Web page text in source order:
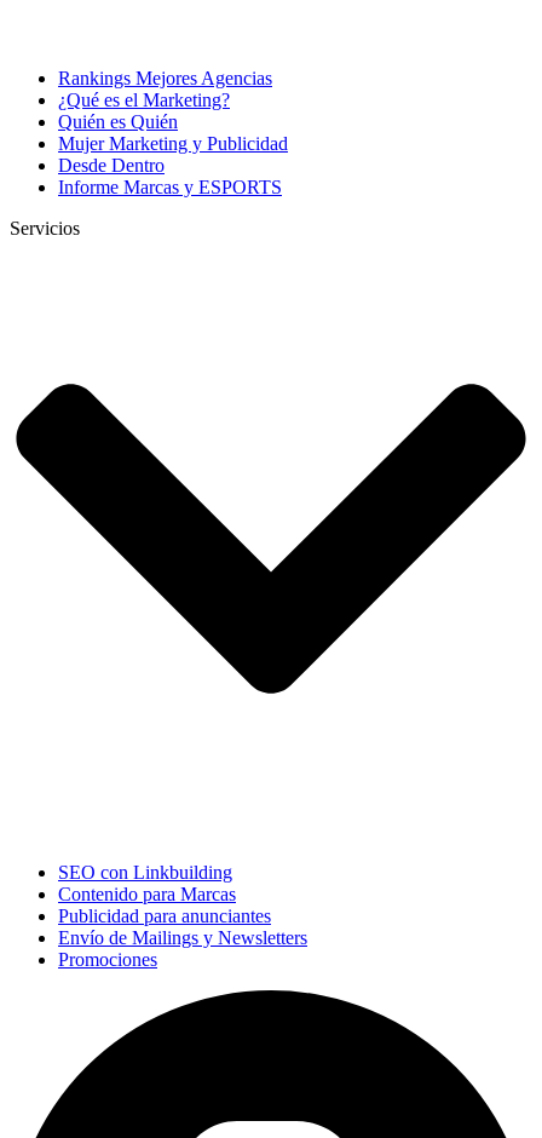
Rankings Mejores Agencias
¿Qué es el Marketing?
Quién es Quién
Mujer Marketing y Publicidad
Desde Dentro
Informe Marcas y ESPORTS
Servicios
SEO con Linkbuilding
Contenido para Marcas
Publicidad para anunciantes
Envío de Mailings y Newsletters
Promociones